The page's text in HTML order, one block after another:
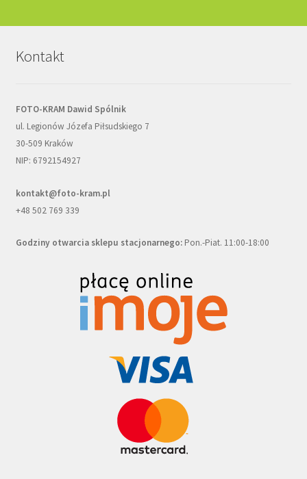
Kontakt
FOTO-KRAM Dawid Spólnik
ul. Legionów Józefa Piłsudskiego 7
30-509 Kraków
NIP: 6792154927
kontakt@foto-kram.pl
+48 502 769 339
Godziny otwarcia sklepu stacjonarnego:Pon.-Piat. 11:00-18:00